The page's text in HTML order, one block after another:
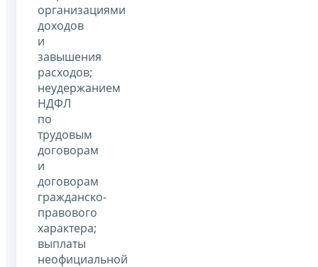
организациями
доходов
и
завышения
расходов;
неудержанием
НДФЛ
по
трудовым
договорам
и
договорам
гражданско-
правового
характера;
выплаты
неофициальной